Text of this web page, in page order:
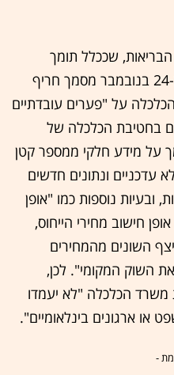
שככלל תומך
בעמדת היבואנים. הוא הוציא ב-24 בנובמבר מסמך חריף
על "פערים עובדתיים
בחטיבת הכלכלה של
על מידע חלקי ממספר קטן
עדכניים ונתונים חדשים
ובעיות נוספות כמו "אופן
חישוב מחירי הייחוס,
השונים מהמחירים
השוק המקומי". לכן,
משרד הכלכלה "לא יעמדו
או ארגונים בינלאומיים".
-